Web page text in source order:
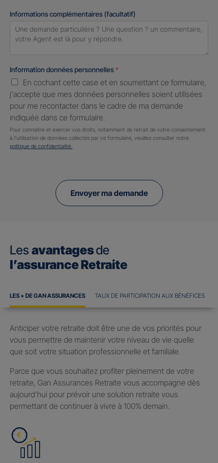
Informations complémentaires (facultatif)
Information données personnelles *
En cochant cette case et en soumettant ce formulaire,
j'accepte que mes données personnelles soient utilisées
pour me recontacter dans le cadre de ma demande
indiquée dans ce formulaire.
Pour connaitre et exercer vos droits, notamment de retrait de votre consentement
à l'utilisation de données collectés par ce formulaire, veuillez consulter notre
politique de confidentialité.
Envoyer ma demande
Les avantagesde
l’assurance Retraite
LES + DE GAN ASSURANCES TAUX DE PARTICIPATION AUX BÉNÉFICES
Anticiper votre retraite doit être une de vos priorités pour
vous permettre de maintenir votre niveau de vie quelle
que soit votre situation professionnelle et familiale.
Parce que vous souhaitez profiter pleinement de votre
retraite, Gan Assurances Retraite vous accompagne dès
aujourd’hui pour prévoir une solution retraite vous
permettant de continuer à vivre à 100% demain.